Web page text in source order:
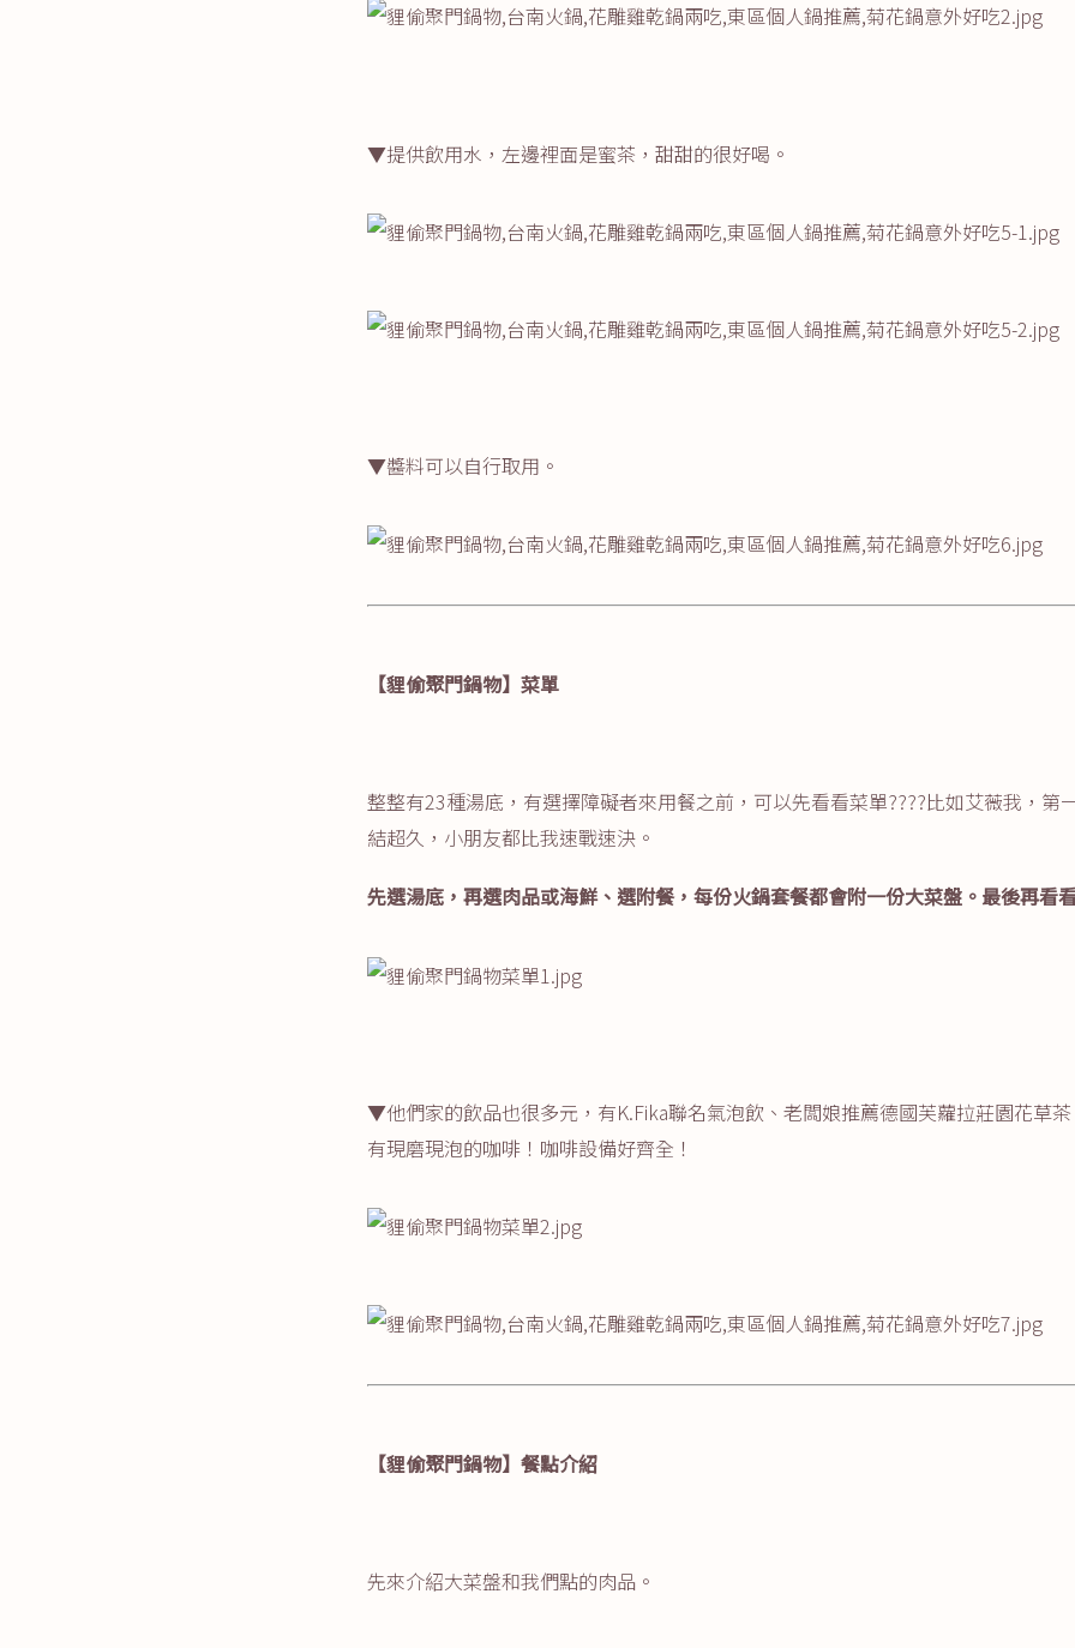
▼提供飲用水，左邊裡面是蜜茶，甜甜的很好喝。
▼醬料可以自行取用。
【貍偷聚門鍋物】菜單
整整有23種湯底，有選擇障礙者來用餐之前，可以先看看菜單????比如艾薇我，第
結超久，小朋友都比我速戰速決。
先選湯底，再選肉品或海鮮、選附餐，每份火鍋套餐都會附一份大菜盤。最後再看
▼他們家的飲品也很多元，有K.Fika聯名氣泡飲、老闆娘推薦德國芙蘿拉莊園花草
有現磨現泡的咖啡！咖啡設備好齊全！
【貍偷聚門鍋物】餐點介紹
先來介紹大菜盤和我們點的肉品。